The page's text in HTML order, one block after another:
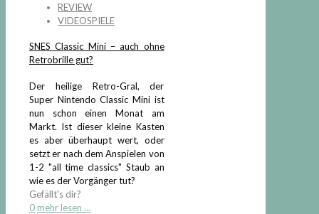
REVIEW
VIDEOSPIELE
SNES Classic Mini – auch ohne
Retrobrille gut?
Der heilige Retro-Gral, der
Super Nintendo Classic Mini ist
nun schon einen Monat am
Markt. Ist dieser kleine Kasten
es aber überhaupt wert, oder
setzt er nach dem Anspielen von
1-2 "all time classics" Staub an
wie es der Vorgänger tut?
Gefällt's dir?
0 mehr lesen ...